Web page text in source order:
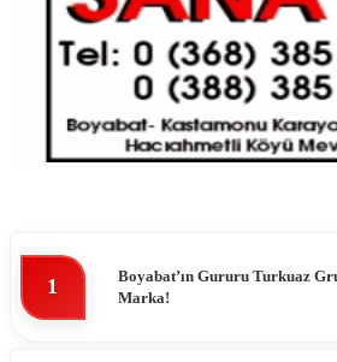
1
Boyabat’ın Gururu Turkuaz
Marka!